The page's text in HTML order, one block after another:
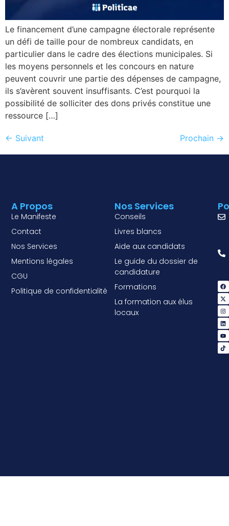
Le financement d’une campagne électorale représente
un défi de taille pour de nombreux candidats, en
particulier dans le cadre des élections municipales. Si
les moyens personnels et les concours en nature
peuvent couvrir une partie des dépenses de campagne,
ils s’avèrent souvent insuffisants. C’est pourquoi la
possibilité de solliciter des dons privés constitue une
ressource […]
← Suivant Prochain →
Nos Services
Conseils
Livres blancs
Aide aux candidats
Le guide du dossier de
candidature
Formations
La formation aux élus
locaux
A Propos
Le Manifeste
Contact
Nos Services
Mentions légales
CGU
Politique de confidentialité